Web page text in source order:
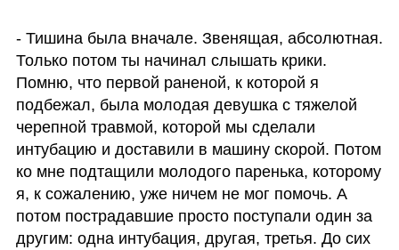
- Тишина была вначале. Звенящая, абсолютная.
Только потом ты начинал слышать крики.
Помню, что первой раненой, к которой я
подбежал, была молодая девушка с тяжелой
черепной травмой, которой мы сделали
интубацию и доставили в машину скорой. Потом
ко мне подтащили молодого паренька, которому
я, к сожалению, уже ничем не мог помочь. А
потом пострадавшие просто поступали один за
другим: одна интубация, другая, третья. До сих